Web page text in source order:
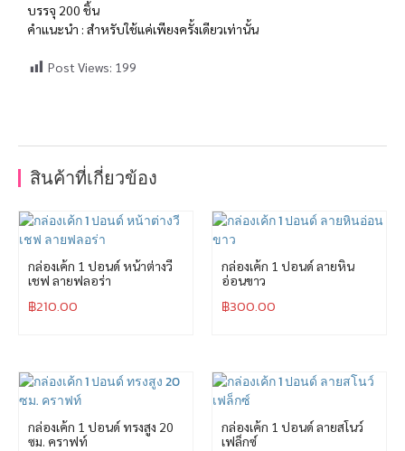
บรรจุ 200 ชิ้น
คำแนะนำ : สำหรับใช้แค่เพียงครั้งเดียวเท่านั้น
Post Views: 199
สินค้าที่เกี่ยวข้อง
กล่องเค้ก 1 ปอนด์ หน้าต่างวี
เชฟ ลายฟลอร่า
฿210.00
กล่องเค้ก 1 ปอนด์ ลายหิน
อ่อนขาว
฿300.00
กล่องเค้ก 1 ปอนด์ ทรงสูง 20
ซม. คราฟท์
กล่องเค้ก 1 ปอนด์ ลายสโนว์
เฟล็กซ์